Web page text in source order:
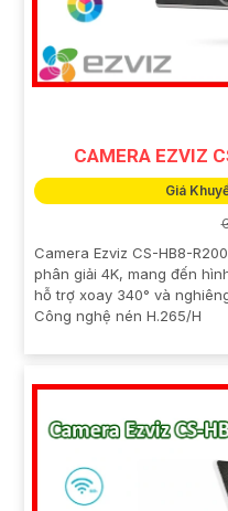
CAMERA EZVIZ
Giá
Camera Ezviz CS-HB8-
phân giải 4K, mang đến
hỗ trợ xoay 340° và
Công nghệ nén H.265/H